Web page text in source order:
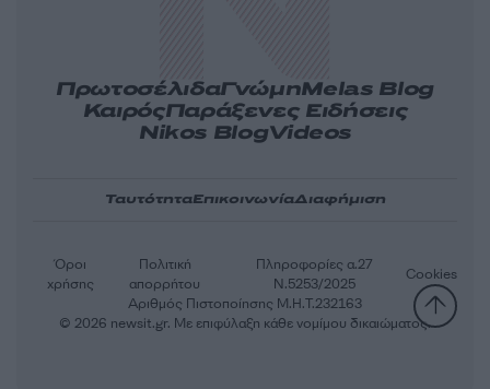
ΠρωτοσέλιδαΓνώμηMelas Blog
ΚαιρόςΠαράξενες Ειδήσεις
Nikos BlogVideos
ΤαυτότηταΕπικοινωνίαΔιαφήμιση
Αριθμός Πιστοποίησης Μ.Η.Τ.232163
Όροι
χρήσης
Πολιτική
απορρήτου
Πληροφορίες α.27
Ν.5253/2025
Cookies
© 2026 newsit.gr. Με επιφύλαξη κάθε νομίμου δικαιώματος.